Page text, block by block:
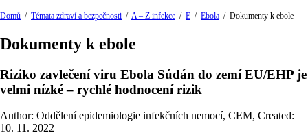
Domů / Témata zdraví a bezpečnosti / A – Z infekce / E / Ebola / Dokumenty k ebole
Dokumenty k ebole
Riziko zavlečení viru Ebola Súdán do zemí EU/EHP je
velmi nízké – rychlé hodnocení rizik
Author: Oddělení epidemiologie infekčních nemocí, CEM, Created:
10. 11. 2022